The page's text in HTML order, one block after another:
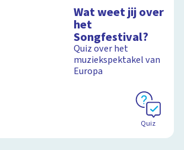
Wat weet jij over
het
Songfestival?
Quiz over het
muziekspektakel van
Europa
Quiz